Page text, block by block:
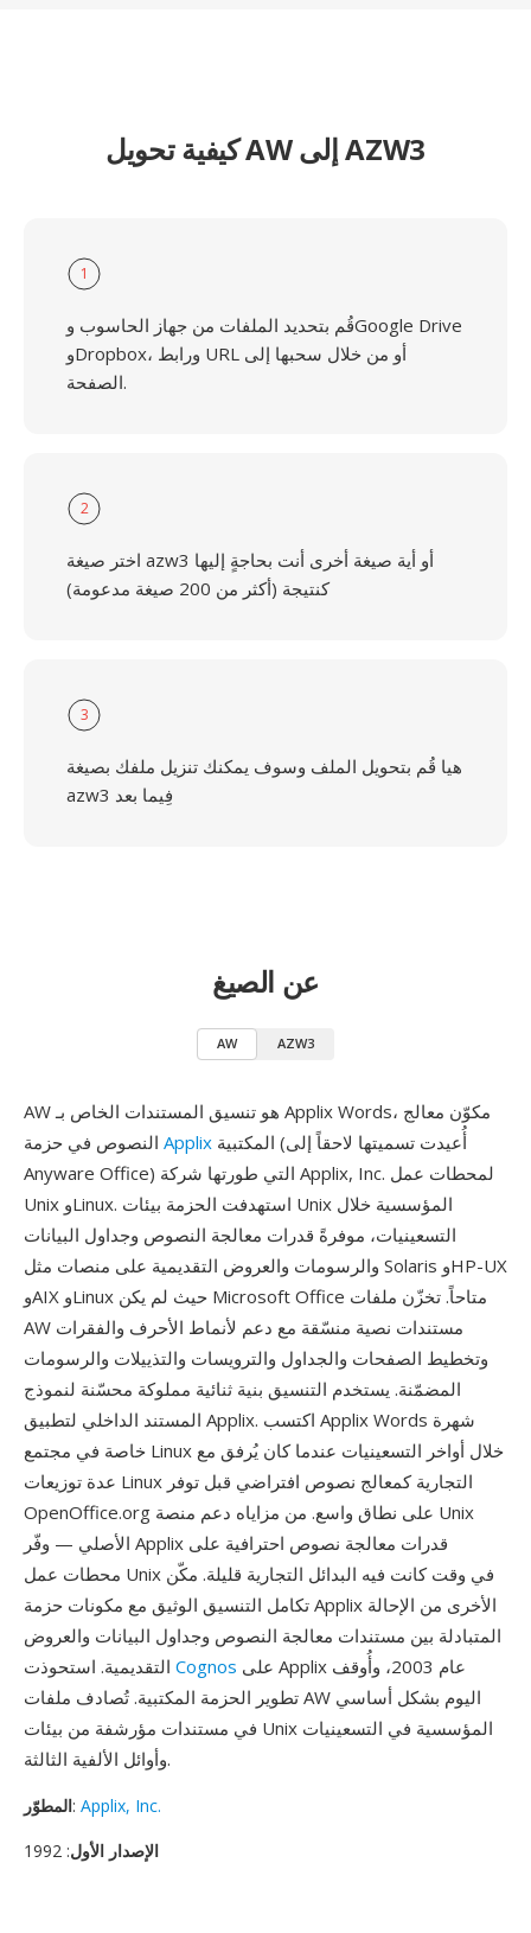
كيفية تحويل AW إلى AZW3
1
قُم بتحديد الملفات من جهاز الحاسوب وGoogle Drive
وDropbox، ورابط URL أو من خلال سحبها إلى
الصفحة.
2
اختر صيغة azw3 أو أية صيغة أخرى أنت بحاجةٍ إليها
كنتيجة (أكثر من 200 صيغة مدعومة)
3
هيا قُم بتحويل الملف وسوف يمكنك تنزيل ملفك بصيغة
azw3 فِيما بعد
عن الصيغ
AW AZW3
AW هو تنسيق المستندات الخاص بـ Applix Words، مكوّن معالج
Applix
Anyware Office) التي طورتها شركة Applix, Inc. لمحطات عمل
Unix وLinux. استهدفت الحزمة بيئات Unix المؤسسية خلال
التسعينيات، موفرةً قدرات معالجة النصوص وجداول البيانات
والرسومات والعروض التقديمية على منصات مثل Solaris وHP-UX
وAIX وLinux حيث لم يكن Microsoft Office متاحاً. تخزّن ملفات
AW مستندات نصية منسّقة مع دعم لأنماط الأحرف والفقرات
وتخطيط الصفحات والجداول والترويسات والتذييلات والرسومات
المضمّنة. يستخدم التنسيق بنية ثنائية مملوكة محسّنة لنموذج
المستند الداخلي لتطبيق Applix. اكتسب Applix Words شهرة
خاصة في مجتمع Linux خلال أواخر التسعينيات عندما كان يُرفق مع
عدة توزيعات Linux التجارية كمعالج نصوص افتراضي قبل توفر
OpenOffice.org على نطاق واسع. من مزاياه دعم منصة Unix
الأصلي — وفّر Applix قدرات معالجة نصوص احترافية على
محطات عمل Unix في وقت كانت فيه البدائل التجارية قليلة. مكّن
تكامل التنسيق الوثيق مع مكونات حزمة Applix الأخرى من الإحالة
المتبادلة بين مستندات معالجة النصوص وجداول البيانات والعروض
Cognos
تطوير الحزمة المكتبية. تُصادف ملفات AW اليوم بشكل أساسي
في مستندات مؤرشفة من بيئات Unix المؤسسية في التسعينيات
وأوائل الألفية الثالثة.
المطوّر: Applix, Inc.
الإصدار الأول: 1992